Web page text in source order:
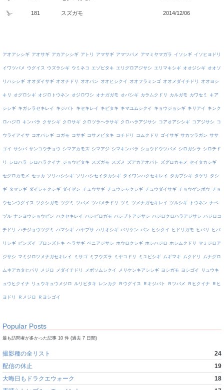
181 スズガモ 2014/12/06
アオアシシギ アオサギ アカアシシギ アトリ アマサギ アマツバメ アマミヤマガラ イソシギ イソヒヨドリ
イワツバメ ウグイス ウズラシギ ウミネコ エゾビタキ エリグロアジサシ エリマキシギ オオジシギ オオソ
リハシシギ オオダイサギ オオチドリ オオバン オオヒシクイ オオフラミンゴ オオメダイチドリ オオヨシ
キリ オグロシギ オジロトウネン オジロワシ オナガガモ オバシギ カラムクドリ カルガモ カワセミ キア
シシギ キガシラセキレイ キジバト キセキレイ キビタキ キマユムシクイ キョウジョシギ キリアイ キンク
ロハジロ キンパラ クサシギ クロサギ クロツラヘラサギ クロハラアジサシ コアオアシシギ コアジサシ コ
ウライアイサ コオバシギ コガモ コサギ コサメビタキ コチドリ コムクドリ ゴイサギ サカツラガン ササ
ゴイ サシバ サンコウチョウ シマアカモズ シマアジ シマキンパラ ショウドウツバメ シロガシラ シロチド
リ シロハラ シロハラクイナ ジョウビタキ スズガモ スズメ ズアカアオバト ズグロカモメ セイタカシギ
セグロカモメ セッカ ソリハシシギ ソリハシセイタカシギ タイワンハクセキレイ タカブシギ タゲリ タシ
ギ タマシギ ダイシャクシギ ダイゼン チュウサギ チュウシャクシギ チュウダイサギ チョウゲンボウ チョ
ウセンウグイス ツクシガモ ツグミ ツバメ ツバメチドリ ツミ ツメナガセキレイ ツルシギ トウネン ナベ
ヅル ナンヨウショウビン ハクセキレイ ハシビロガモ ハシブトアジサシ ハジロクロハラアジサシ ハジロコ
チドリ ハチジョウツグミ ハマシギ ハヤブサ ハリオシギ バリケン バン ヒシクイ ヒドリガモ ヒバリ ヒバ
リシギ ビンズイ ブロンズトキ ヘラサギ ベニアジサシ ホウロクシギ ホシハジロ ホシムクドリ マミジロア
ジサシ マミジロツメナガセキレイ ミサゴ ミフウズラ ミヤコドリ ミユビシギ ムギマキ ムクドリ ムナグロ
ムネアカタヒバリ メジロ メダイチドリ メボソムシクイ メリケンキアシシギ ヨシガモ ヨシゴイ リュウキ
ュウヒクイナ リュウキュウメジロ ルリビタキ レンカク Ｒウグイス Ｒキジバト Ｒツバメ Ｒヒクイナ Ｒヒ
ヨドリ Ｒメジロ Ｒヨシゴイ
Popular Posts
最も訪問者が多かった記事 10 件 (過去 7 日間)
撮影種の全リスト
24
配信の休止
19
大晦日もドラクエウォーク
18